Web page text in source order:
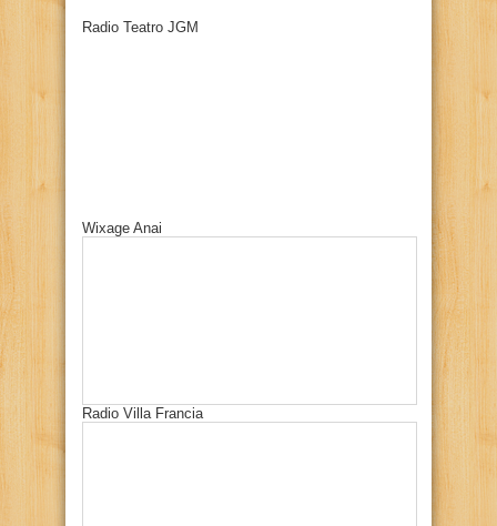
Radio Teatro JGM
Wixage Anai
Radio Villa Francia